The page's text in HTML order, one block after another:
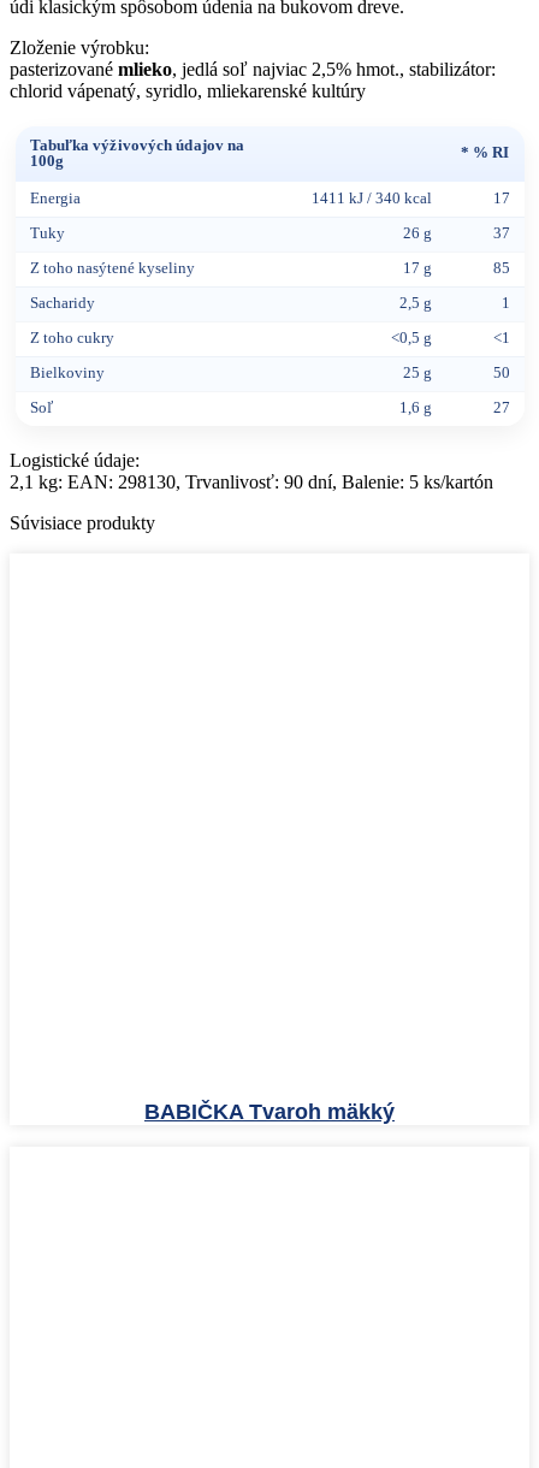
údi klasickým spôsobom údenia na bukovom dreve.
Zloženie výrobku:
pasterizované mlieko, jedlá soľ najviac 2,5% hmot., stabilizátor:
chlorid vápenatý, syridlo, mliekarenské kultúry
Tabuľka výživových údajov na
100g
* % RI
Energia 1411 kJ / 340 kcal 17
Tuky 26 g 37
Z toho nasýtené kyseliny 17 g 85
Sacharidy 2,5 g 1
Z toho cukry <0,5 g <1
Bielkoviny 25 g 50
Soľ 1,6 g 27
Logistické údaje:
2,1 kg: EAN: 298130, Trvanlivosť: 90 dní, Balenie: 5 ks/kartón
Súvisiace produkty
BABIČKA Tvaroh mäkký